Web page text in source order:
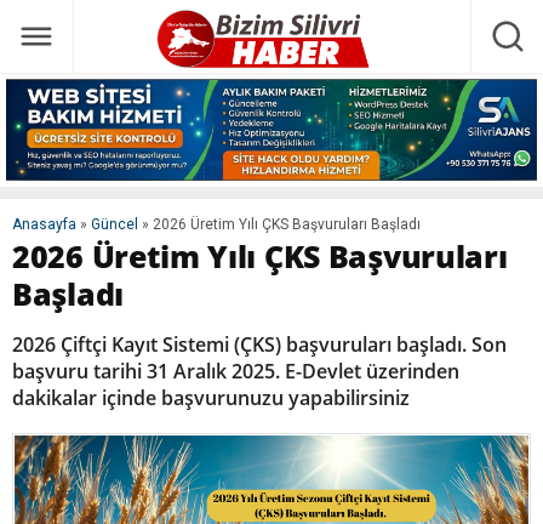
Anasayfa » Güncel » 2026 Üretim Yılı ÇKS Başvuruları Başladı
2026 Üretim Yılı ÇKS Başvuruları
Başladı
2026 Çiftçi Kayıt Sistemi (ÇKS) başvuruları başladı. Son
başvuru tarihi 31 Aralık 2025. E-Devlet üzerinden
dakikalar içinde başvurunuzu yapabilirsiniz